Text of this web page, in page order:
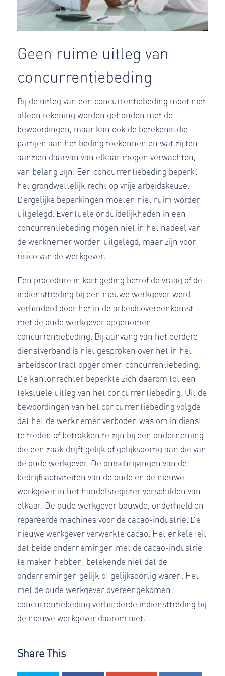
Geen ruime uitleg van
concurrentiebeding
Bij de uitleg van een concurrentiebeding moet niet
alleen rekening worden gehouden met de
bewoordingen, maar kan ook de betekenis die
partijen aan het beding toekennen en wat zij ten
aanzien daarvan van elkaar mogen verwachten,
van belang zijn. Een concurrentiebeding beperkt
het grondwettelijk recht op vrije arbeidskeuze.
Dergelijke beperkingen moeten niet ruim worden
uitgelegd. Eventuele onduidelijkheden in een
concurrentiebeding mogen niet in het nadeel van
de werknemer worden uitgelegd, maar zijn voor
risico van de werkgever.
Een procedure in kort geding betrof de vraag of de
indiensttreding bij een nieuwe werkgever werd
verhinderd door het in de arbeidsovereenkomst
met de oude werkgever opgenomen
concurrentiebeding. Bij aanvang van het eerdere
dienstverband is niet gesproken over het in het
arbeidscontract opgenomen concurrentiebeding.
De kantonrechter beperkte zich daarom tot een
tekstuele uitleg van het concurrentiebeding. Uit de
bewoordingen van het concurrentiebeding volgde
dat het de werknemer verboden was om in dienst
te treden of betrokken te zijn bij een onderneming
die een zaak drijft gelijk of gelijksoortig aan die van
de oude werkgever. De omschrijvingen van de
bedrijfsactiviteiten van de oude en de nieuwe
werkgever in het handelsregister verschilden van
elkaar. De oude werkgever bouwde, onderhield en
repareerde machines voor de cacao-industrie. De
nieuwe werkgever verwerkte cacao. Het enkele feit
dat beide ondernemingen met de cacao-industrie
te maken hebben, betekende niet dat de
ondernemingen gelijk of gelijksoortig waren. Het
met de oude werkgever overeengekomen
concurrentiebeding verhinderde indiensttreding bij
de nieuwe werkgever daarom niet.
Share This